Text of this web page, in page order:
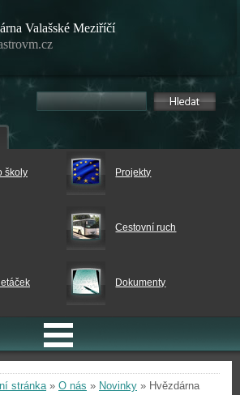
Valašské Meziříčí
školy Projekty
Cestovní ruch
Dokumenty
stránka» O nás » Novinky » Hvězdárna